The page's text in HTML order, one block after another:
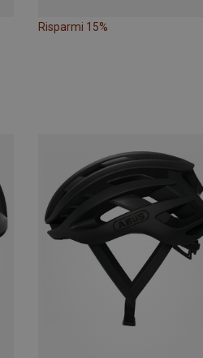
Risparmi 15%